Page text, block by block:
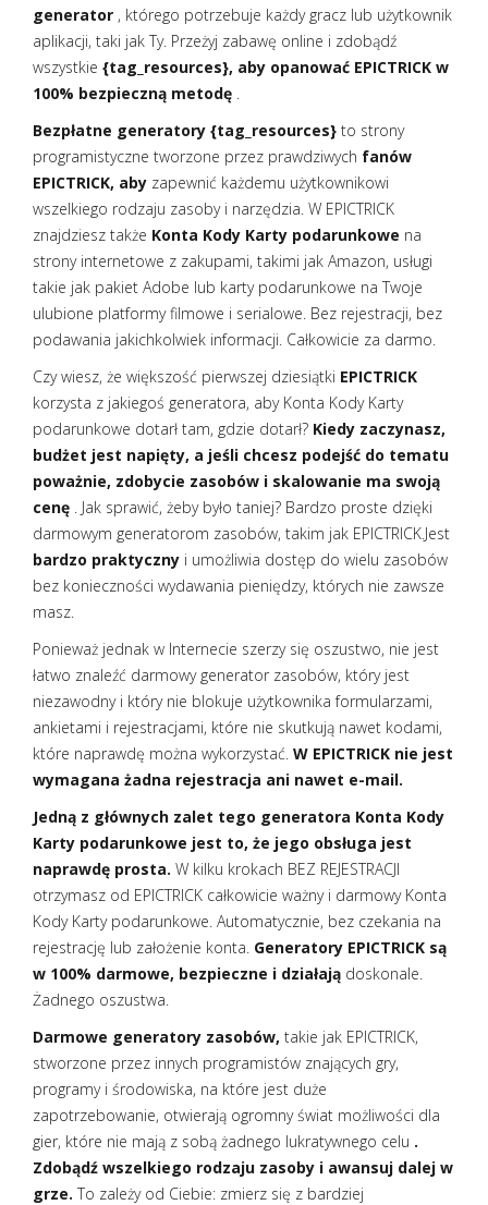
generator , którego potrzebuje każdy gracz lub użytkownik
aplikacji, taki jak Ty. Przeżyj zabawę online i zdobądź
wszystkie {tag_resources}, aby opanować EPICTRICK w
100% bezpieczną metodę .
Bezpłatne generatory {tag_resources} to strony
programistyczne tworzone przez prawdziwych fanów
EPICTRICK, aby zapewnić każdemu użytkownikowi
wszelkiego rodzaju zasoby i narzędzia. W EPICTRICK
znajdziesz także Konta Kody Karty podarunkowe na
strony internetowe z zakupami, takimi jak Amazon, usługi
takie jak pakiet Adobe lub karty podarunkowe na Twoje
ulubione platformy filmowe i serialowe. Bez rejestracji, bez
podawania jakichkolwiek informacji. Całkowicie za darmo.
Czy wiesz, że większość pierwszej dziesiątki EPICTRICK
korzysta z jakiegoś generatora, aby Konta Kody Karty
podarunkowe dotarł tam, gdzie dotarł? Kiedy zaczynasz,
budżet jest napięty, a jeśli chcesz podejść do tematu
poważnie, zdobycie zasobów i skalowanie ma swoją
cenę . Jak sprawić, żeby było taniej? Bardzo proste dzięki
darmowym generatorom zasobów, takim jak EPICTRICK.Jest
bardzo praktyczny i umożliwia dostęp do wielu zasobów
bez konieczności wydawania pieniędzy, których nie zawsze
masz.
Ponieważ jednak w Internecie szerzy się oszustwo, nie jest
łatwo znaleźć darmowy generator zasobów, który jest
niezawodny i który nie blokuje użytkownika formularzami,
ankietami i rejestracjami, które nie skutkują nawet kodami,
które naprawdę można wykorzystać. W EPICTRICK nie jest
wymagana żadna rejestracja ani nawet e-mail.
Jedną z głównych zalet tego generatora Konta Kody
Karty podarunkowe jest to, że jego obsługa jest
naprawdę prosta. W kilku krokach BEZ REJESTRACJI
otrzymasz od EPICTRICK całkowicie ważny i darmowy Konta
Kody Karty podarunkowe. Automatycznie, bez czekania na
rejestrację lub założenie konta. Generatory EPICTRICK są
w 100% darmowe, bezpieczne i działają doskonale.
Żadnego oszustwa.
Darmowe generatory zasobów, takie jak EPICTRICK,
stworzone przez innych programistów znających gry,
programy i środowiska, na które jest duże
zapotrzebowanie, otwierają ogromny świat możliwości dla
gier, które nie mają z sobą żadnego lukratywnego celu .
Zdobądź wszelkiego rodzaju zasoby i awansuj dalej w
grze. To zależy od Ciebie: zmierz się z bardziej